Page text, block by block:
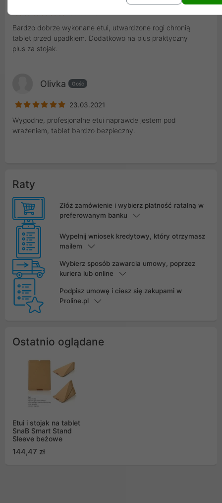
Bardzo dobrze wykonane etui, utwardzone rogi chronią
tablet przed upadkiem. Dodatkowo na plus praktyczny
plus za stojak.
Olivka Gość
23.03.2021
Wygodne, profesjonalne etui naprawdę jestem pod
wrażeniem, tablet bardzo bezpieczny.
Raty
Złóż zamówienie i wybierz płatność ratalną w
preferowanym banku
Wypełnij wniosek kredytowy, który otrzymasz
mailem
Wybierz sposób zawarcia umowy, poprzez
kuriera lub online
Podpisz umowę i ciesz się zakupami w
Proline.pl
Ostatnio oglądane
Etui i stojak na tablet
SnaB Smart Stand
Sleeve beżowe
144,47 zł